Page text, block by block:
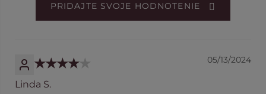
PRIDAJTE SVOJE HODNOTENIE
05/13/2024
Linda S.